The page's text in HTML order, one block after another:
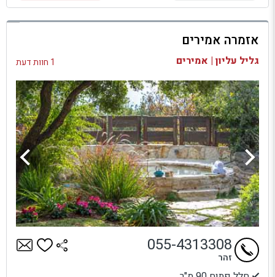
למתחם זה
בדיקת זמינות ומחירים
אזמרה אמירים
גליל עליון | אמירים 1 חוות דעת
055-4313308
זהר